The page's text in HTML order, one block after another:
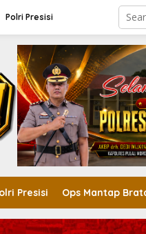
Polri Presisi
Presisi Ops Mantap